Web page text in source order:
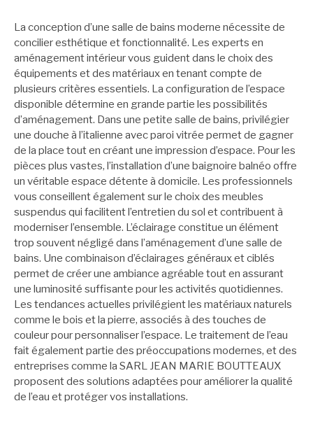
La conception d’une salle de bains moderne nécessite de
concilier esthétique et fonctionnalité. Les experts en
aménagement intérieur vous guident dans le choix des
équipements et des matériaux en tenant compte de
plusieurs critères essentiels. La configuration de l’espace
disponible détermine en grande partie les possibilités
d’aménagement. Dans une petite salle de bains, privilégier
une douche à l’italienne avec paroi vitrée permet de gagner
de la place tout en créant une impression d’espace. Pour les
pièces plus vastes, l’installation d’une baignoire balnéo offre
un véritable espace détente à domicile. Les professionnels
vous conseillent également sur le choix des meubles
suspendus qui facilitent l’entretien du sol et contribuent à
moderniser l’ensemble. L’éclairage constitue un élément
trop souvent négligé dans l’aménagement d’une salle de
bains. Une combinaison d’éclairages généraux et ciblés
permet de créer une ambiance agréable tout en assurant
une luminosité suffisante pour les activités quotidiennes.
Les tendances actuelles privilégient les matériaux naturels
comme le bois et la pierre, associés à des touches de
couleur pour personnaliser l’espace. Le traitement de l’eau
fait également partie des préoccupations modernes, et des
entreprises comme la SARL JEAN MARIE BOUTTEAUX
proposent des solutions adaptées pour améliorer la qualité
de l’eau et protéger vos installations.